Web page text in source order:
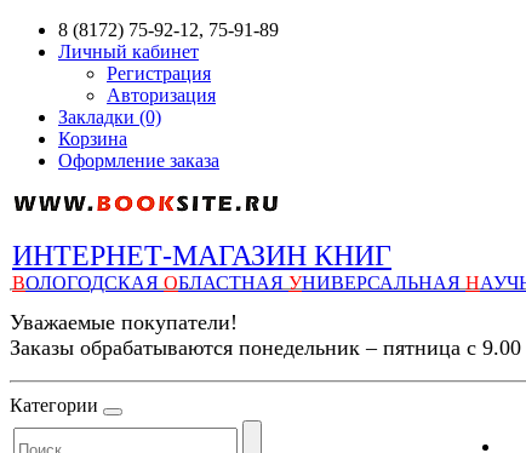
8 (8172) 75-92-12, 75-91-89
Личный кабинет
Регистрация
Авторизация
Закладки (0)
Корзина
Оформление заказа
ИНТЕРНЕТ-МАГАЗИН КНИГ
ВОЛОГОДСКАЯ ОБЛАСТНАЯ УНИВЕРСАЛЬНАЯ Н
Уважаемые покупатели!
Заказы обрабатываются понедельник – пятница с
Категории